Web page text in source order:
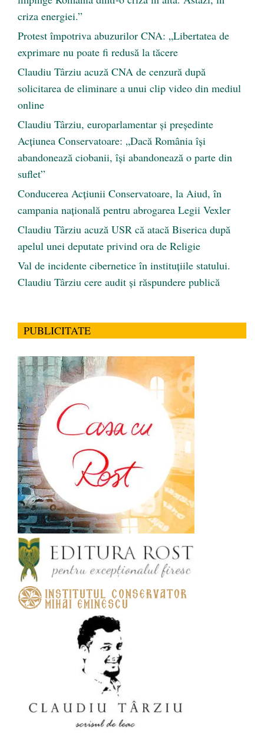
criza energiei.”
Protest împotriva abuzurilor CNA: „Libertatea de
exprimare nu poate fi redusă la tăcere
Claudiu Târziu acuză CNA de cenzură după
solicitarea de eliminare a unui clip video din mediul
online
Claudiu Târziu, europarlamentar și președinte
Acțiunea Conservatoare: „Dacă România își
abandonează ciobanii, își abandonează o parte din
suflet”
Conducerea Acțiunii Conservatoare, la Aiud, în
campania națională pentru abrogarea Legii Vexler
Claudiu Târziu acuză USR că atacă Biserica după
apelul unei deputate privind ora de Religie
Val de incidente cibernetice în instituțiile statului.
Claudiu Târziu cere audit și răspundere publică
PUBLICITATE